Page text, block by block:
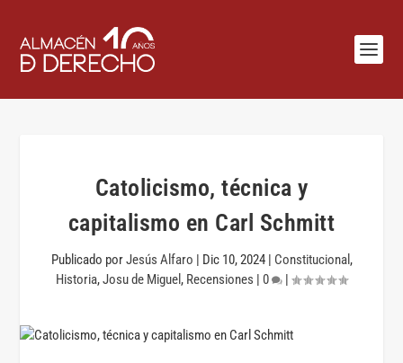
Catolicismo, técnica y
capitalismo en Carl Schmitt
Publicado porJesús Alfaro | Dic 10, 2024| Constitucional ,
Historia,Josu de Miguel , Recensiones | 0 |